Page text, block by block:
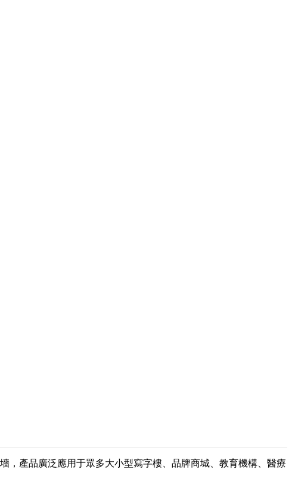
，產品廣泛應用于眾多大小型寫字樓、品牌商城、教育機構、醫療